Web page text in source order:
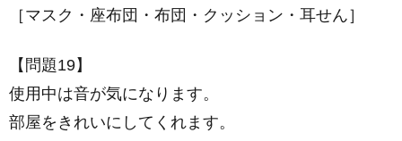
［マスク・座布団・布団・クッション・耳せん］
【問題19】
使用中は音が気になります。
部屋をきれいにしてくれます。